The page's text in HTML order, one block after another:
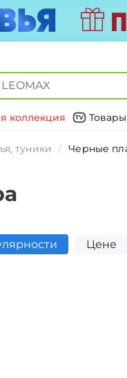
коллекция
туники Черные
Цене